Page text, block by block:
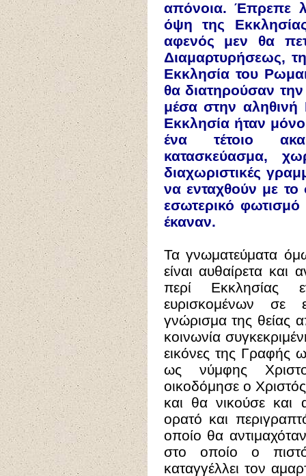
απόνοια. Έπρεπε
όψη της
αφενός μεν θα
Διαμαρτυρήσεως,
Εκκλησία του
θα διατηρούσαν την
μέσα στην αληθινή
Εκκλησία ήταν
ένα τέτοιο
κατασκεύασμα,
διαχωριστικές
να ενταχθούν με το
εσωτερικό φωτισμό
έκαναν.
Τα γνωματεύματα
είναι αυθαίρετα
περί Εκκλησίας
ευρισκομένων σε
γνώρισμα της θείας
κοινωνία
εικόνες της Γραφής
ως νύμφης
οικοδόμησε ο
και θα νικούσε
ορατό και
οποίο θα
στο οποίο ο
καταγγέλλει τον